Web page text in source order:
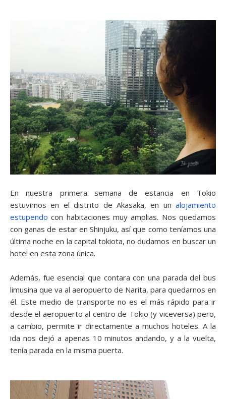
En nuestra primera semana de estancia en Tokio
estuvimos en el distrito de Akasaka, en un alojamiento
estupendo con habitaciones muy amplias. Nos quedamos
con ganas de estar en Shinjuku, así que como teníamos una
última noche en la capital tokiota, no dudamos en buscar un
hotel en esta zona única.
Además, fue esencial que contara con una parada del bus
limusina que va al aeropuerto de Narita, para quedarnos en
él. Este medio de transporte no es el más rápido para ir
desde el aeropuerto al centro de Tokio (y viceversa) pero,
a cambio, permite ir directamente a muchos hoteles. A la
ida nos dejó a apenas 10 minutos andando, y a la vuelta,
tenía parada en la misma puerta.